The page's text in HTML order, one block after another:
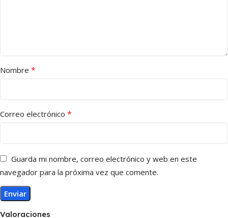
Valoraciones
Nombre *
Correo electrónico *
Guarda mi nombre, correo electrónico y web en este
navegador para la próxima vez que comente.